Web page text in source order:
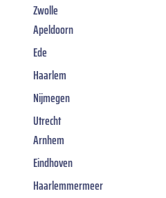
Zwolle
Apeldoorn
Ede
Haarlem
Nijmegen
Utrecht
Arnhem
Eindhoven
Haarlemmermeer